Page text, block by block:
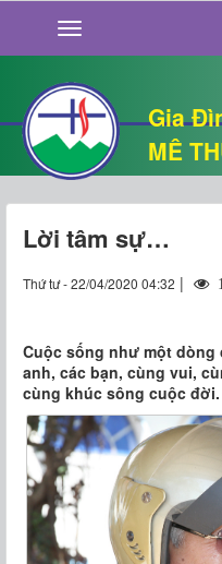
Gia
MÊ
GIỚI THIỆU
TIN TỨC
SỐNG ĐẠO
CHUYỆN NHÀ
QUÁN VĂN
THƯ GIÃN
Lời tâm sự…
Thứ tư - 22/04/2020 04:32 |
Cuộc sống như một
anh, các bạn, cùng vui,
cùng khúc sông cuộc đời.